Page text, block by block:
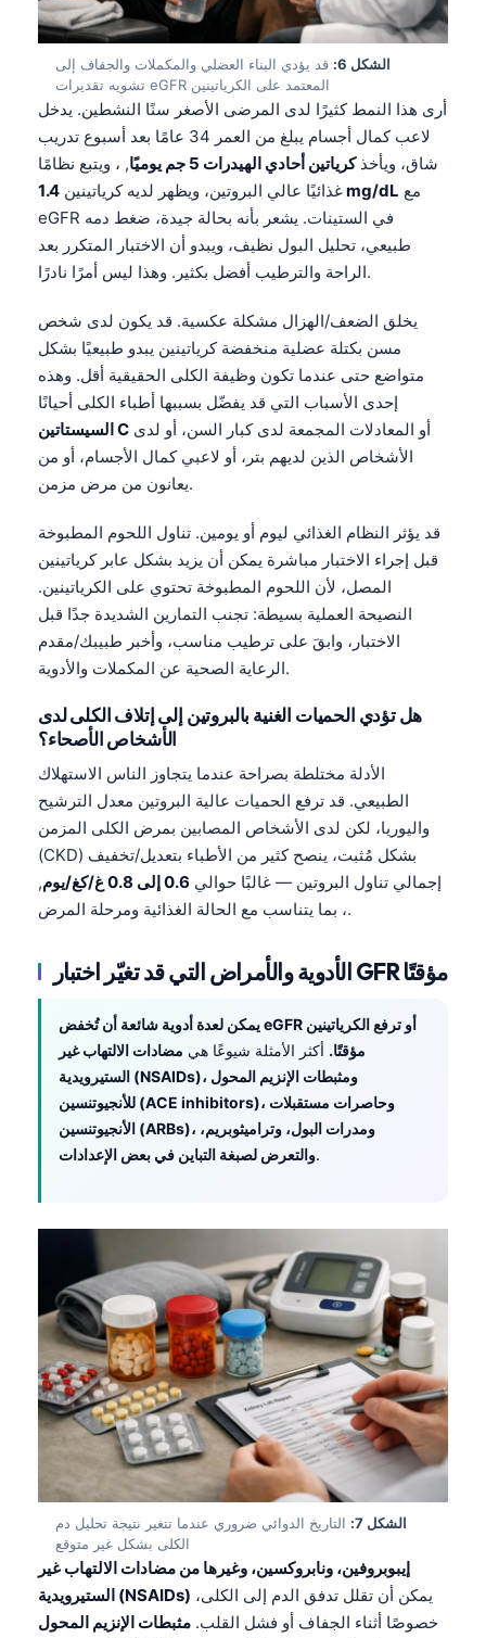
الشكل 6:
قد يؤدي البناء العضلي والمكملات والجفاف إلى
تشويه تقديرات eGFR المعتمد على الكرياتينين
أرى هذا النمط كثيرًا لدى المرضى الأصغر سنًا النشطين. يدخل
لاعب كمال أجسام يبلغ من العمر 34 عامًا بعد أسبوع تدريب
شاق، ويأخذكرياتين أحادي الهيدرات 5 جم يوميًا
, ، ويتبع نظامًا
غذائيًا عالي البروتين، ويظهر لديه كرياتينين1.4 mg/dL
eGFR في الستينات. يشعر بأنه بحالة جيدة، ضغط دمه
طبيعي، تحليل البول نظيف، ويبدو أن الاختبار المتكرر بعد
الراحة والترطيب أفضل بكثير. وهذا ليس أمرًا نادرًا.
يخلق الضعف/الهزال مشكلة عكسية. قد يكون لدى شخص
مسن بكتلة عضلية منخفضة كرياتينين يبدو طبيعيًا بشكل
متواضع حتى عندما تكون وظيفة الكلى الحقيقية أقل. وهذه
إحدى الأسباب التي قد يفضّل بسببها أطباء الكلى أحيانًا
السيستاتين C
الأشخاص الذين لديهم بتر، أو لاعبي كمال الأجسام، أو من
يعانون من مرض مزمن.
قد يؤثر النظام الغذائي ليوم أو يومين. تناول اللحوم المطبوخة
قبل إجراء الاختبار مباشرة يمكن أن يزيد بشكل عابر كرياتينين
المصل، لأن اللحوم المطبوخة تحتوي على الكرياتينين.
النصيحة العملية بسيطة: تجنب التمارين الشديدة جدًا قبل
الاختبار، وابقَ على ترطيب مناسب، وأخبر طبيبك/مقدم
الرعاية الصحية عن المكملات والأدوية.
هل تؤدي الحميات الغنية بالبروتين إلى إتلاف الكلى لدى
الأشخاص الأصحاء؟
الأدلة مختلطة بصراحة عندما يتجاوز الناس الاستهلاك
الطبيعي. قد ترفع الحميات عالية البروتين معدل الترشيح
واليوريا، لكن لدى الأشخاص المصابين بمرض الكلى المزمن
(CKD) بشكل مُثبت، ينصح كثير من الأطباء بتعديل/تخفيف
إجمالي تناول البروتين — غالبًا حوالي 0.6 إلى 0.8 غ/كغ/يوم
,
، بما يتناسب مع الحالة الغذائية ومرحلة المرض.
الأدوية والأمراض التي قد تغيّر اختبار GFR مؤقتًا
يمكن لعدة أدوية شائعة أن تُخفض eGFR أو ترفع الكرياتينين
مؤقتًا. أكثر الأمثلة شيوعًا هي مضادات الالتهاب غير
الستيرويدية (NSAIDs)، ومثبطات الإنزيم المحول
للأنجيوتنسين (ACE inhibitors)، وحاصرات مستقبلات
الأنجيوتنسين (ARBs)، ومدرات البول، وتراميثوبريم،
والتعرض لصبغة التباين في بعض الإعدادات.
الشكل 7:
التاريخ الدوائي ضروري عندما تتغير نتيجة تحليل دم
الكلى بشكل غير متوقع
إيبوبروفين، ونابروكسين، وغيرها من مضادات الالتهاب غير
الستيرويدية (NSAIDs)
خصوصًا أثناء الجفاف أو فشل القلب. مثبطات الإنزيم المحول
日本語
Čeština
ქართული
Русский
Lietuvių kalba
Polski
한국어
Slovenščina
Magyar
Shqip
اردو
తెలుగు
தமிழ்
ગુજરાતી
ಕನ್ನಡ
മലയാളം
Bahasa Melayu
Tagalog
ไทย
ဗမာစာ
ភាសាខ្មែរ
Kiswahili
አማርኛ
O‘zbekcha
Català
Қазақ тілі
Suomi
پښتو
سنڌي
සිංහල
Galego
Latviešu valoda
Македонски јазик
Euskara
Gàidhlig
Occitan
العربية المغربية
Afrikaans